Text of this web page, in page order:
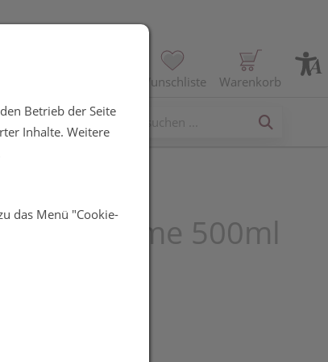
Wunschliste Warenkorb
Pure Creme 500ml
Betrieb der Seite
Inhalte. Weitere
das Menü "Cookie-